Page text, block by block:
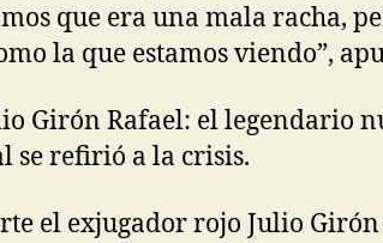
que era una mala racha,
la que estamos viendo”,
Girón Rafael: el legendario
se refirió a la crisis.
el exjugador rojo Julio